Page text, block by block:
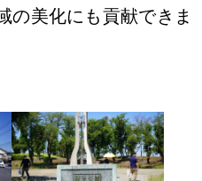
の美化にも貢献できま